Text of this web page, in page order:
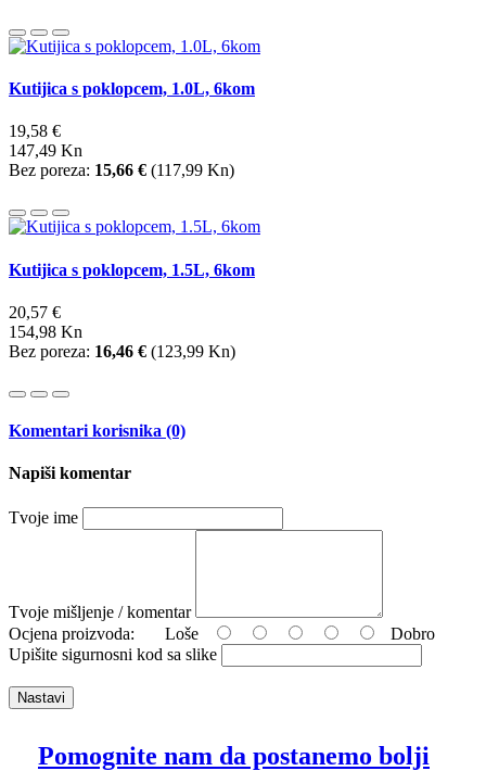
Kutijica s poklopcem, 1.0L, 6kom
19,58 €
147,49 Kn
Bez poreza: 15,66 € (117,99 Kn)
Kutijica s poklopcem, 1.5L, 6kom
20,57 €
154,98 Kn
Bez poreza: 16,46 € (123,99 Kn)
Komentari korisnika (0)
Napiši komentar
Tvoje ime
Tvoje mišljenje / komentar
Ocjena proizvoda:
Loše
Dobro
Upišite sigurnosni kod sa slike
Nastavi
Pomognite nam da postanemo bolji